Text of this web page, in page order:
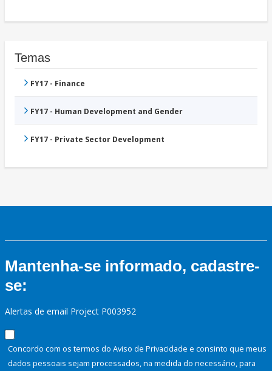
Temas
FY17 - Finance
FY17 - Human Development and Gender
FY17 - Private Sector Development
Mantenha-se informado, cadastre-
se:
Alertas de email Project P003952
Concordo com os termos do Aviso de Privacidade e consinto que meus
dados pessoais sejam processados, na medida do necessário, para